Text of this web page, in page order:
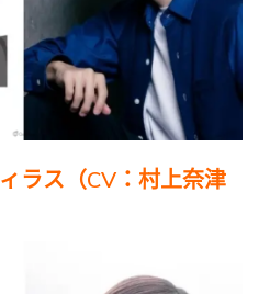
ラス（CV：村上奈津